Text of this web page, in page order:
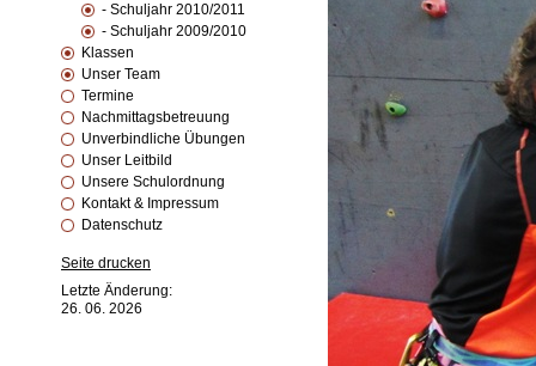
- Schuljahr 2010/2011
- Schuljahr 2009/2010
Klassen
Unser Team
Termine
Nachmittagsbetreuung
Unverbindliche Übungen
Unser Leitbild
Unsere Schulordnung
Kontakt & Impressum
Datenschutz
Seite drucken
Letzte Änderung:
26. 06. 2026